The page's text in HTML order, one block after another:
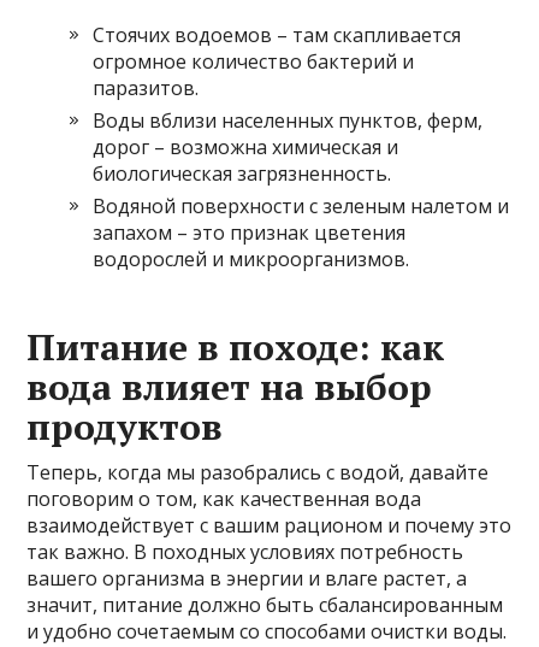
Стоячих водоемов – там скапливается
огромное количество бактерий и
паразитов.
Воды вблизи населенных пунктов, ферм,
дорог – возможна химическая и
биологическая загрязненность.
Водяной поверхности с зеленым налетом и
запахом – это признак цветения
водорослей и микроорганизмов.
Питание в походе: как
вода влияет на выбор
продуктов
Теперь, когда мы разобрались с водой, давайте
поговорим о том, как качественная вода
взаимодействует с вашим рационом и почему это
так важно. В походных условиях потребность
вашего организма в энергии и влаге растет, а
значит, питание должно быть сбалансированным
и удобно сочетаемым со способами очистки воды.